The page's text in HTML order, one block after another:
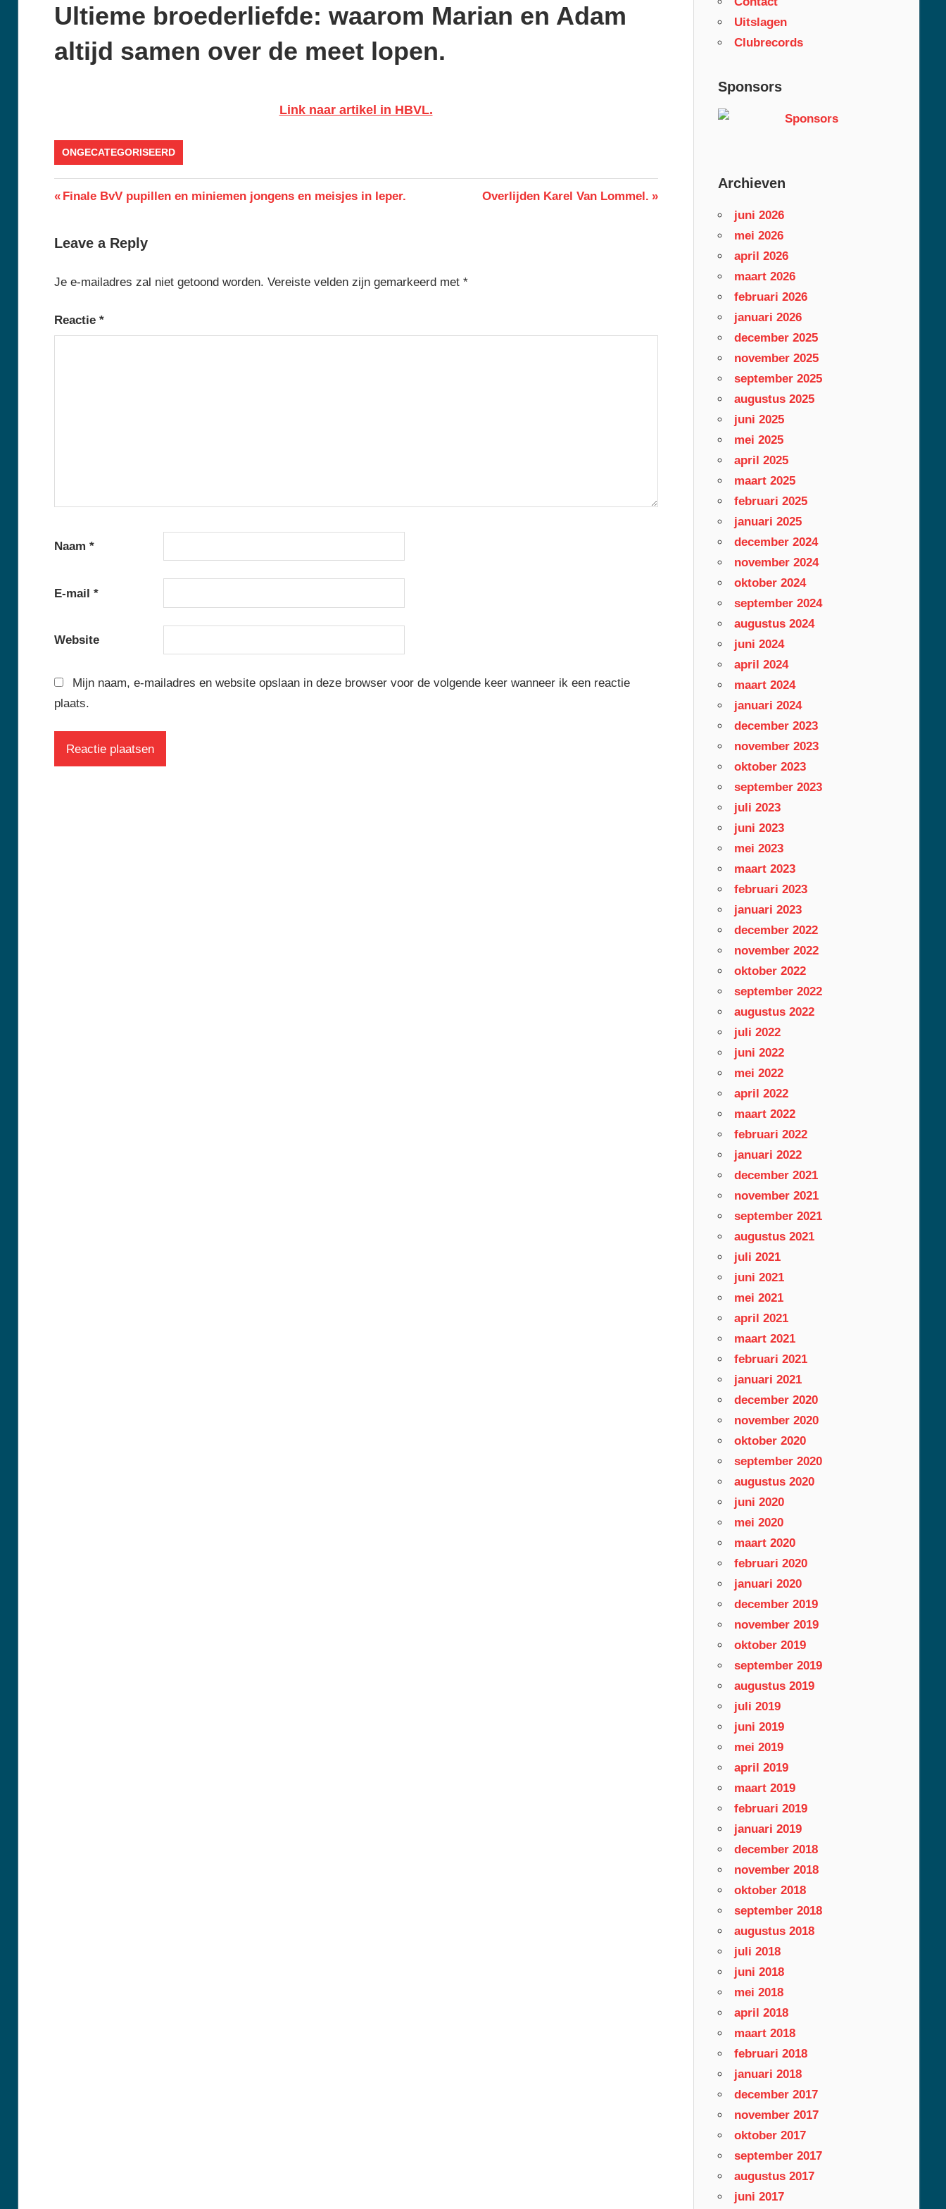
Ultieme broederliefde: waarom Marian en Adam
altijd samen over de meet lopen.
Link naar artikel in HBVL.
ONGECATEGORISEERD
Berichtnavigatie
Previous
Finale BvV pupillen en miniemen jongens en meisjes in Ieper.
Next
Overlijden Karel Van Lommel.
Leave a Reply
Je e-mailadres zal niet getoond worden. Vereiste velden zijn gemarkeerd met *
Reactie *
Naam *
E-mail *
Website
Mijn naam, e-mailadres en website opslaan in deze browser voor de volgende keer wanneer ik een reactie
plaats.
Uitslagen
Clubrecords
Sponsors
Archieven
juni 2026
mei 2026
april 2026
maart 2026
februari 2026
januari 2026
december 2025
november 2025
september 2025
augustus 2025
juni 2025
mei 2025
april 2025
maart 2025
februari 2025
januari 2025
december 2024
november 2024
oktober 2024
september 2024
augustus 2024
juni 2024
april 2024
maart 2024
januari 2024
december 2023
november 2023
oktober 2023
september 2023
juli 2023
juni 2023
mei 2023
maart 2023
februari 2023
januari 2023
december 2022
november 2022
oktober 2022
september 2022
augustus 2022
juli 2022
juni 2022
mei 2022
april 2022
maart 2022
februari 2022
januari 2022
december 2021
november 2021
september 2021
augustus 2021
juli 2021
juni 2021
mei 2021
april 2021
maart 2021
februari 2021
januari 2021
december 2020
november 2020
oktober 2020
september 2020
augustus 2020
juni 2020
mei 2020
maart 2020
februari 2020
januari 2020
december 2019
november 2019
oktober 2019
september 2019
augustus 2019
juli 2019
juni 2019
mei 2019
april 2019
maart 2019
februari 2019
januari 2019
december 2018
november 2018
oktober 2018
september 2018
augustus 2018
juli 2018
juni 2018
mei 2018
april 2018
maart 2018
februari 2018
januari 2018
december 2017
november 2017
oktober 2017
september 2017
augustus 2017
juni 2017